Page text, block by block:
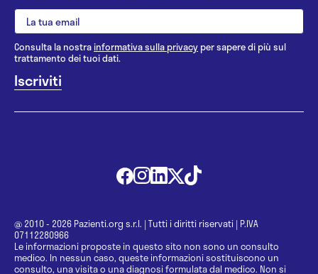
Consulta la nostrainformativa sulla privacy per sapere di più sul
trattamento dei tuoi dati.
@ 2010 - 2026 Pazienti.org s.r.l. | Tutti i diritti riservati | P.IVA
07112280966
Le informazioni proposte in questo sito non sono un consulto
medico. In nessun caso, queste informazioni sostituiscono un
consulto, una visita o una diagnosi formulata dal medico. Non si